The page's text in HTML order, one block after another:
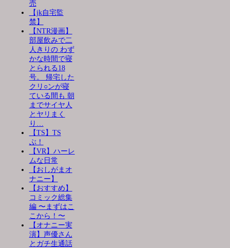
売
【jk自宅監
禁】
【NTR漫画】
部屋飲みで二
人きりの わず
かな時間で寝
とられる18
号。 帰宅した
クリ○ンが寝
ている間も 朝
までサイヤ人
とヤリまく
り…
【TS】TS
ぶ！
【VR】ハーレ
ムな日常
【おしがまオ
ナニー】
【おすすめ】
コミック総集
編 〜まずはこ
こから！〜
【オナニー実
演】声優さん
とガチ生通話